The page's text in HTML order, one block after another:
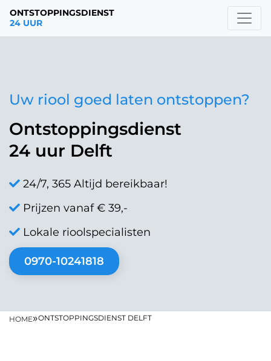
ONTSTOPPINGSDIENST
24 UUR
Uw riool goed laten ontstoppen?
Ontstoppingsdienst
24 uur Delft
24/7, 365 Altijd bereikbaar!
Prijzen vanaf € 39,-
Lokale rioolspecialisten
0970-10241818
HOME»ONTSTOPPINGSDIENST DELFT